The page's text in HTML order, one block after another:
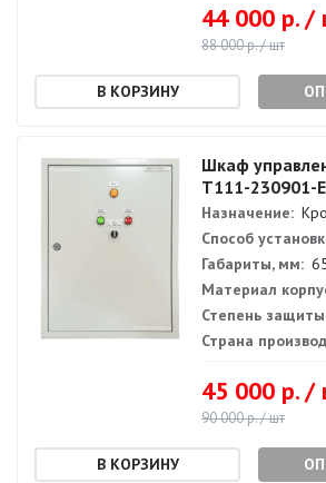
44 000 р. /
88 000 р. / шт
Шкаф
Т111-230901-
Назначение:
Способ
Габариты, мм:
Материал
Степень защиты
Страна
45 000 р. /
90 000 р. / шт